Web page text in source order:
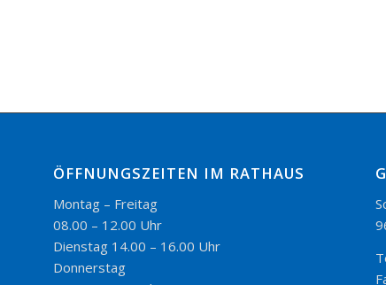
ÖFFNUNGSZEITEN IM RATHAUS
Montag – Freitag
08.00 – 12.00 Uhr
Dienstag 14.00 – 16.00 Uhr
Donnerstag